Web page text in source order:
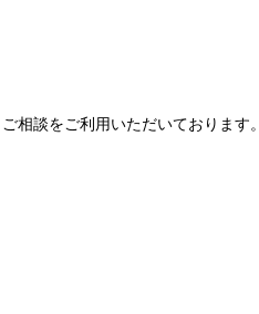
相談をご利用いただいております。